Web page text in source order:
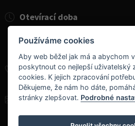
+420 284 826 787
+420 604 728 042
info@boatpark.cz
Otevírací doba
Úterý - Pátek
10:00 - 19:00
Sobota
9:00 - 14:00
Používáme cookies
Aby web běžel jak má a abychom
poskytnout co nejlepší uživatelský
cookies. K jejich zpracování
Děkujeme, že nám ho dáte,
stránky zlepšovat. Podrobné